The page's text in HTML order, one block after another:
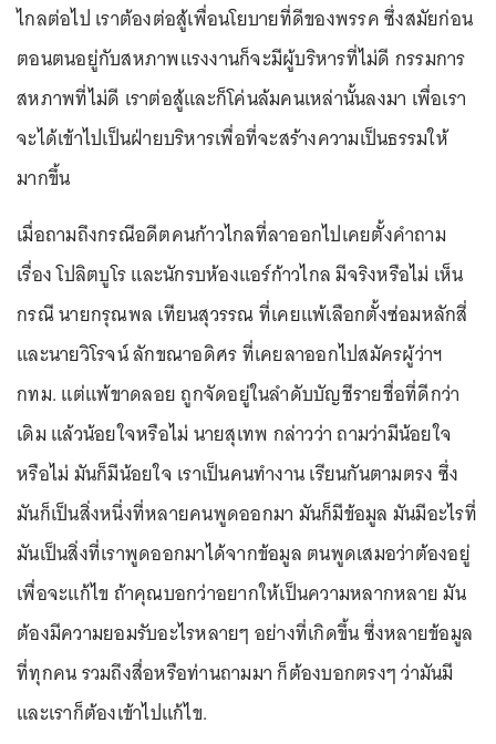
ไกลต่อไป เราต้องต่อสู้เพื่อนโยบายที่ดีของพรรค ซึ่งสมัยก่อน
ตอนตนอยู่กับสหภาพแรงงานก็จะมีผู้บริหารที่ไม่ดี กรรมการ
สหภาพที่ไม่ดี เราต่อสู้และก็โค่นล้มคนเหล่านั้นลงมา เพื่อเรา
จะได้เข้าไปเป็นฝ่ายบริหารเพื่อที่จะสร้างความเป็นธรรมให้
มากขึ้น
เมื่อถามถึงกรณีอดีตคนก้าวไกลที่ลาออกไปเคยตั้งคำถาม
เรื่อง โปลิตบูโร และนักรบห้องแอร์ก้าวไกล มีจริงหรือไม่ เห็น
กรณี นายกรุณพล เทียนสุวรรณ ที่เคยแพ้เลือกตั้งซ่อมหลักสี่
และนายวิโรจน์ ลักขณาอดิศร ที่เคยลาออกไปสมัครผู้ว่าฯ
กทม. แต่เเพ้ขาดลอย ถูกจัดอยู่ในลำดับบัญชีรายชื่อที่ดีกว่า
เดิม แล้วน้อยใจหรือไม่ นายสุเทพ กล่าวว่า ถามว่ามีน้อยใจ
หรือไม่ มันก็มีน้อยใจ เราเป็นคนทำงาน เรียนกันตามตรง ซึ่ง
มันก็เป็นสิ่งหนึ่งที่หลายคนพูดออกมา มันก็มีข้อมูล มันมีอะไรที่
มันเป็นสิ่งที่เราพูดออกมาได้จากข้อมูล ตนพูดเสมอว่าต้องอยู่
เพื่อจะแก้ไข ถ้าคุณบอกว่าอยากให้เป็นความหลากหลาย มัน
ต้องมีความยอมรับอะไรหลายๆ อย่างที่เกิดขึ้น ซึ่งหลายข้อมูล
ที่ทุกคน รวมถึงสื่อหรือท่านถามมา ก็ต้องบอกตรงๆ ว่ามันมี
และเราก็ต้องเข้าไปแก้ไข.